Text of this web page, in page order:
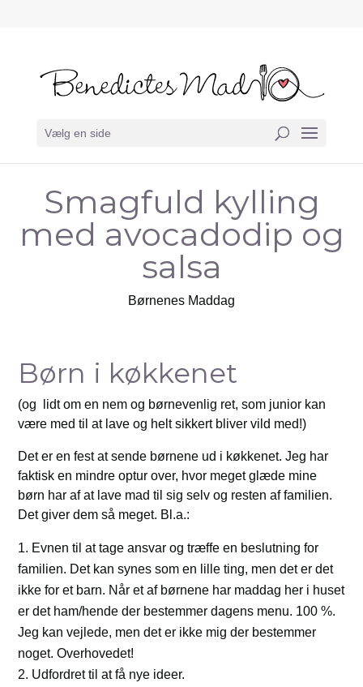
Vælg en side
Smagfuld kylling
med avocadodip og
salsa
Børnenes Maddag
Børn i køkkenet
(og lidt om en nem og børnevenlig ret, som junior kan
være med til at lave og helt sikkert bliver vild med!)
Det er en fest at sende børnene ud i køkkenet. Jeg har
faktisk en mindre optur over, hvor meget glæde mine
børn har af at lave mad til sig selv og resten af familien.
Det giver dem så meget. Bl.a.:
Evnen til at tage ansvar og træffe en beslutning for
familien. Det kan synes som en lille ting, men det er det
ikke for et barn. Når et af børnene har maddag her i huset
er det ham/hende der bestemmer dagens menu. 100 %.
Jeg kan vejlede, men det er ikke mig der bestemmer
noget. Overhovedet!
Udfordret til at få nye ideer.